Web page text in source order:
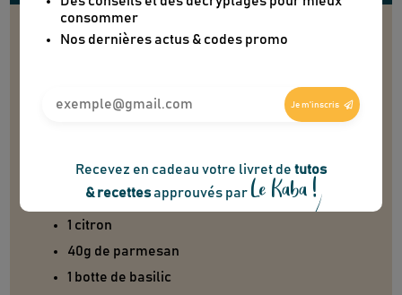
& recettesapprouvés par Le Kaba !
Ingrédients Matériels
Ingrédients (pour 4 personnes) :
2 tomates
100 g de haricots verts
1 citron
40g de parmesan
1 botte de basilic